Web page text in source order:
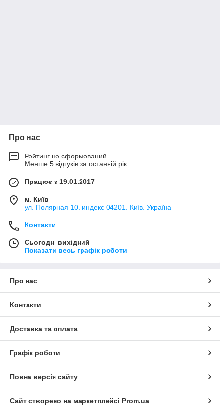
Про нас
Рейтинг не сформований
Менше 5 відгуків за останній рік
Працює з 19.01.2017
м. Київ
ул. Полярная 10, индекс 04201, Київ, Україна
Контакти
Сьогодні вихідний
Показати весь графік роботи
Про нас
Контакти
Доставка та оплата
Графік роботи
Повна версія сайту
Сайт створено на маркетплейсі Prom.ua